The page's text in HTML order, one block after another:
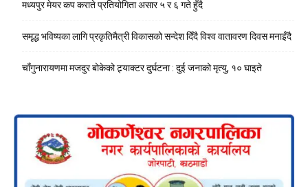
मध्यपुर मेयर कप कराते प्रतियोगिता असार ५ र ६ गते हुँदै
समृद्ध भविष्यका लागि प्रकृतिमैत्री विकासको सन्देश दिँदै विश्व वातावरण दिवस मनाइँदै
चाँगुनारायणमा मजदुर बोकेको ट्र्याक्टर दुर्घटना : दुई जनाको मृत्यु, १० घाइते